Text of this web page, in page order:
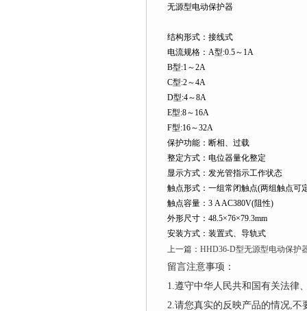
无源型电动保护器
结构形式：接线式
电流规格：A型:0.5～1A
B型:1～2A
C型:2～4A
D型:4～8A
E型:8～16A
F型:16～32A
保护功能：断相、过载
整定方式：电位器量化整定
显示方式：发光管指示工作状态
触点形式：一组常闭触点(两组触点可
触点容量：3 A AC380V(阻性)
外形尺寸：48.5×76×79.3mm
安装方式：装置式、导轨式
上一篇： HHD36-D型无源型电动保护
留言注意事项：
1.遵守中华人民共和国有关法律
2.请您真实的反映产品的情况,